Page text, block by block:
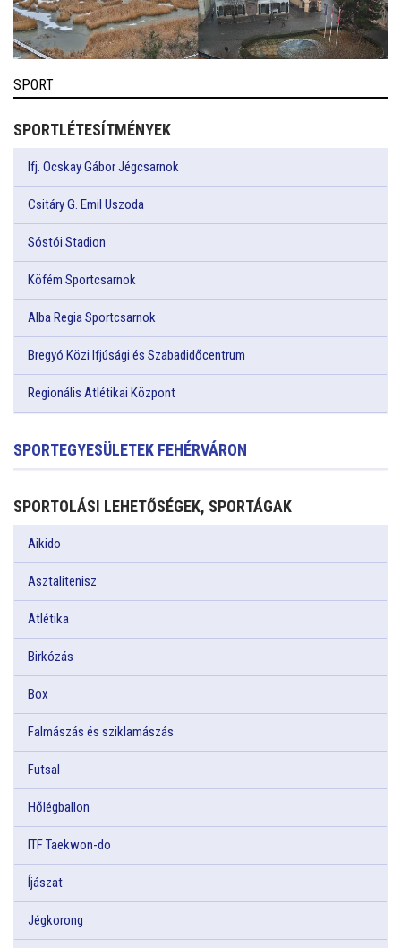
SPORT
SPORTLÉTESÍTMÉNYEK
Ifj. Ocskay Gábor Jégcsarnok
Csitáry G. Emil Uszoda
Sóstói Stadion
Köfém Sportcsarnok
Alba Regia Sportcsarnok
Bregyó Közi Ifjúsági és Szabadidőcentrum
Regionális Atlétikai Központ
SPORTEGYESÜLETEK FEHÉRVÁRON
SPORTOLÁSI LEHETŐSÉGEK, SPORTÁGAK
Aikido
Asztalitenisz
Atlétika
Birkózás
Box
Falmászás és sziklamászás
Futsal
Hőlégballon
ITF Taekwon-do
Íjászat
Jégkorong